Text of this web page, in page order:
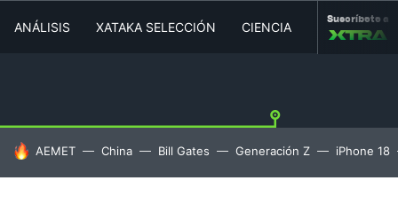
ANÁLISIS XATAKA SELECCIÓN CIENCIA MOVILIDAD
Suscríbete a
HOY SE HABLA DE
AEMET China Bill Gates Generación Z iPhone 18